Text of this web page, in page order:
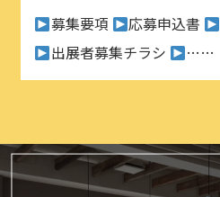
募集要項 応募申込書
出展者募集チラシ
……